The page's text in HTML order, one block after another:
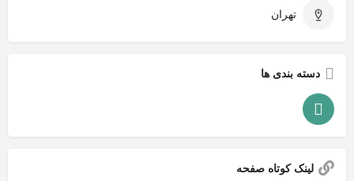
تهران
دسته بندی ها
لینک کوتاه صفحه